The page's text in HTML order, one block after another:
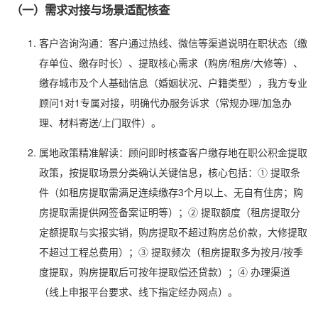
（一）需求对接与场景适配核查
客户咨询沟通：客户通过热线、微信等渠道说明在职状态（缴
存单位、缴存时长）、提取核心需求（购房/租房/大修等）、
缴存城市及个人基础信息（婚姻状况、户籍类型），我方专业
顾问1对1专属对接，明确代办服务诉求（常规办理/加急办
理、材料寄送/上门取件）。
属地政策精准解读：顾问即时核查客户缴存地在职公积金提取
政策，按提取场景分类确认关键信息，核心包括：① 提取条
件（如租房提取需满足连续缴存3个月以上、无自有住房；购
房提取需提供网签备案证明等）；② 提取额度（租房提取分
定额提取与实报实销，购房提取不超过购房总价款，大修提取
不超过工程总费用）；③ 提取频次（租房提取多为按月/按季
度提取，购房提取后可按年提取偿还贷款）；④ 办理渠道
（线上申报平台要求、线下指定经办网点）。